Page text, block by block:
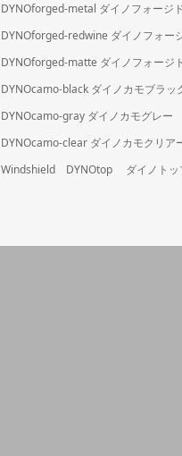
DYNOforged-metal ダイノフォージ
DYNOforged-redwine ダイノフォー
DYNOforged-matte ダイノフォージ
DYNOcamo-black ダイノカモブラッ
DYNOcamo-gray ダイノカモグレー
DYNOcamo-clear ダイノカモクリア
Windshield DYNOtop ダイノトッ